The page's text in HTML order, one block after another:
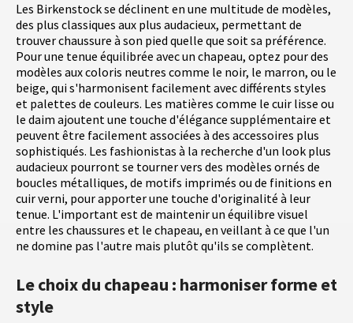
Les Birkenstock se déclinent en une multitude de modèles,
des plus classiques aux plus audacieux, permettant de
trouver chaussure à son pied quelle que soit sa préférence.
Pour une tenue équilibrée avec un chapeau, optez pour des
modèles aux coloris neutres comme le noir, le marron, ou le
beige, qui s'harmonisent facilement avec différents styles
et palettes de couleurs. Les matières comme le cuir lisse ou
le daim ajoutent une touche d'élégance supplémentaire et
peuvent être facilement associées à des accessoires plus
sophistiqués. Les fashionistas à la recherche d'un look plus
audacieux pourront se tourner vers des modèles ornés de
boucles métalliques, de motifs imprimés ou de finitions en
cuir verni, pour apporter une touche d'originalité à leur
tenue. L'important est de maintenir un équilibre visuel
entre les chaussures et le chapeau, en veillant à ce que l'un
ne domine pas l'autre mais plutôt qu'ils se complètent.
Le choix du chapeau : harmoniser forme et
style